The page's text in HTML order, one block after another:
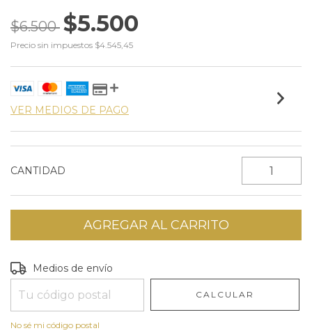
$6.500 $5.500
Precio sin impuestos $4.545,45
VER MEDIOS DE PAGO
CANTIDAD
Entregas para el CP:
Medios de envío
CALCULAR
No sé mi código postal